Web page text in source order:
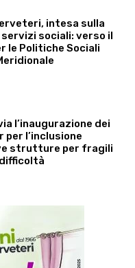
intesa sulla
sociali: verso il
le Politiche Sociali
l’inaugurazione dei
l’inclusione
strutture per fragili